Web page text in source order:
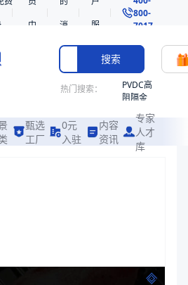
中
消
息
服
务
800-
7017
搜索
热门搜索：
PVDC高
阻隔金
共挤热
收缩袋
221330
甄选
工厂
0元
入驻
内容
资讯
专家
人才
库
的贴体包装
托盒3820包装，提供详尽的规格参数
性
或者水产品的贴体包装